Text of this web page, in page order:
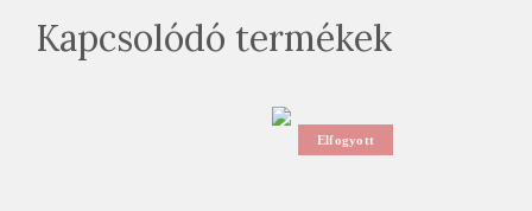
Kapcsolódó termékek
Elfogyott